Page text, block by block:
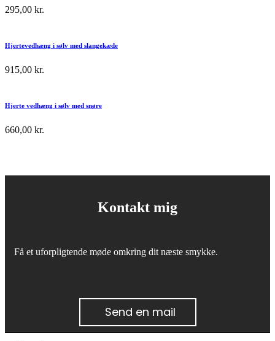
295,00 kr.
Hjertevedhæng i sølv med slangekæde
915,00 kr.
Hjerte vedhæng i sølv med snøre
660,00 kr.
Kontakt mig
Få et uforpligtende møde omkring dit næste smykke.
Send en mail